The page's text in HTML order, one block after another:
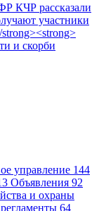
КЧР рассказали
участники
и скорби
управление 144
Объявления 92
и охраны
64